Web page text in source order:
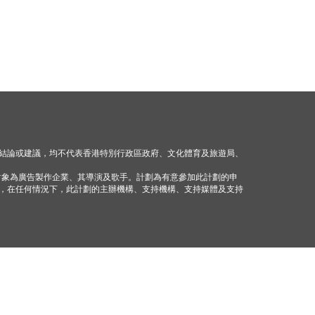
或建議，均不代表香港特別行政區政府、文化體育及旅遊局、
為廣告製作企業、其導演及歌手。計劃為有意參加此計劃的申
任何情況下，此計劃的主辦機構、支持機構、支持媒體及支持